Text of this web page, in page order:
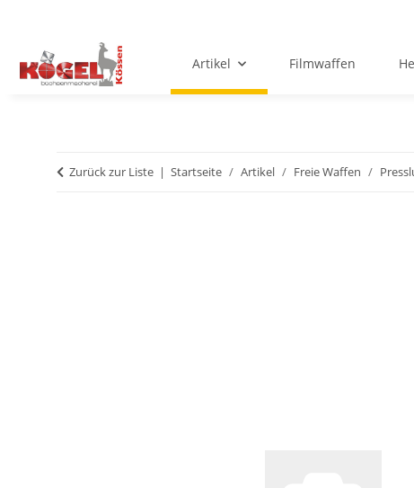
Artikel Filmwaffen
Zurück zur Liste Startseite Artikel Freie Waffen